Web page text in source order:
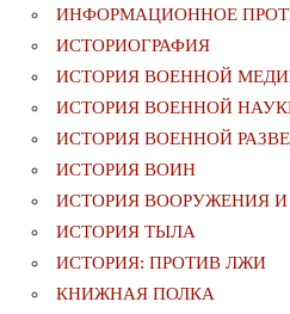
ИНФОРМАЦИОННОЕ
ИСТОРИОГРАФИЯ
ИСТОРИЯ ВОЕННОЙ
ИСТОРИЯ ВОЕННОЙ
ИСТОРИЯ ВОЕННОЙ
ИСТОРИЯ ВОИН
ИСТОРИЯ ВООРУЖЕНИЯ
ИСТОРИЯ ТЫЛА
ИСТОРИЯ: ПРОТИВ ЛЖИ
КНИЖНАЯ ПОЛКА